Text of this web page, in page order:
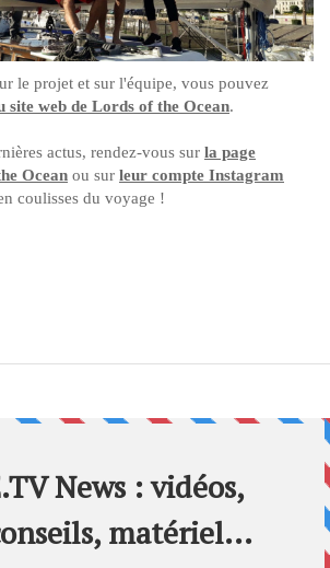
le projet et sur l'équipe, vous pouvez
site web de Lords of the Ocean.
actus, rendez-vous sur la page
Ocean ou sur leur compte Instagram
coulisses du voyage !